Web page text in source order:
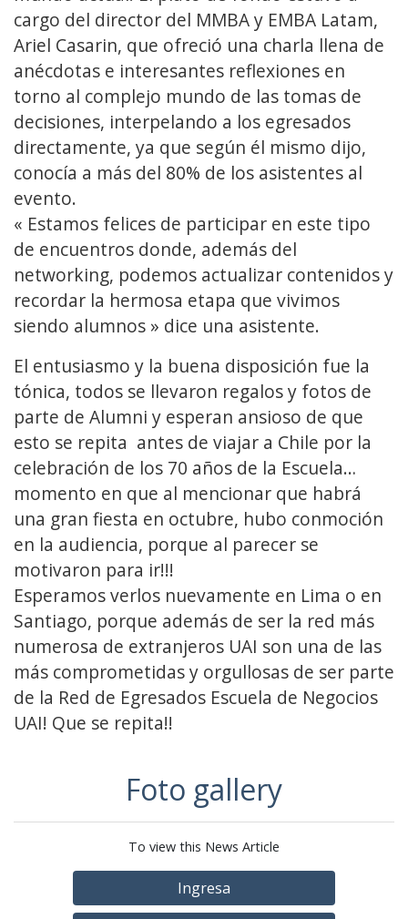
cargo del director del MMBA y EMBA Latam,
Ariel Casarin, que ofreció una charla llena de
anécdotas e interesantes reflexiones en
torno al complejo mundo de las tomas de
decisiones, interpelando a los egresados
directamente, ya que según él mismo dijo,
conocía a más del 80% de los asistentes al
evento.
« Estamos felices de participar en este tipo
de encuentros donde, además del
networking, podemos actualizar contenidos y
recordar la hermosa etapa que vivimos
siendo alumnos » dice una asistente.
El entusiasmo y la buena disposición fue la
tónica, todos se llevaron regalos y fotos de
parte de Alumni y esperan ansioso de que
esto se repita antes de viajar a Chile por la
celebración de los 70 años de la Escuela…
momento en que al mencionar que habrá
una gran fiesta en octubre, hubo conmoción
en la audiencia, porque al parecer se
motivaron para ir!!!
Esperamos verlos nuevamente en Lima o en
Santiago, porque además de ser la red más
numerosa de extranjeros UAI son una de las
más comprometidas y orgullosas de ser parte
de la Red de Egresados Escuela de Negocios
UAI! Que se repita!!
Foto gallery
To view this News Article
Ingresa